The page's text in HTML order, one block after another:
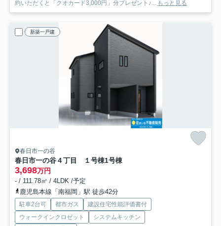
約いただくと「クオカード3,000円」分プレゼント♪... もっと見る
新築一戸建
春日市一の谷
春日市一の谷４丁目 １号棟1号棟
3,698万円
- / 111.78㎡ / 4LDK /予定
鹿児島本線「南福岡」駅 徒歩42分
駐車2台可 都市ガス
建設住宅性能評価書付
ウォークインクロゼット
システムキッチン